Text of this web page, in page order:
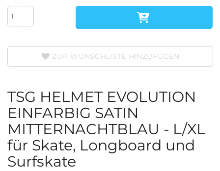
ZUR WUNSCHLISTE HINZUFÜGEN
TSG HELMET EVOLUTION
EINFARBIG SATIN
MITTERNACHTBLAU - L/XL
für Skate, Longboard und
Surfskate